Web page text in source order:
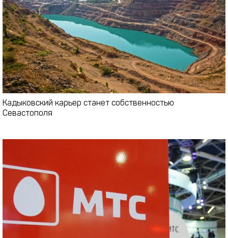
Кадыковский карьер станет собственностью
Севастополя